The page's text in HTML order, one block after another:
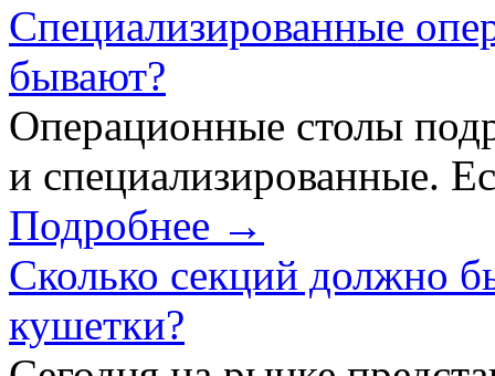
Специализированные
бывают?
Операционные столы
и специализированные.
Подробнее →
Сколько секций должно
кушетки?